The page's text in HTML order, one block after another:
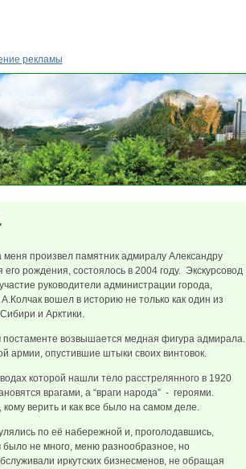
рекламы
произвел памятник адмиралу Александру
рождения, состоялось в 2004 году. Экскурсовод
руководители администрации города,
вошел в историю не только как один из
и Арктики.
возвышается медная фигура адмирала.
армии, опустившие штыки своих винтовок.
которой нашли тело расстрелянного в 1920
врагами, а “враги народа” - героями.
верить и как все было на самом деле.
по её набережной и, проголодавшись,
не много, меню разнообразное, но
иркутских бизнесменов, не обращая